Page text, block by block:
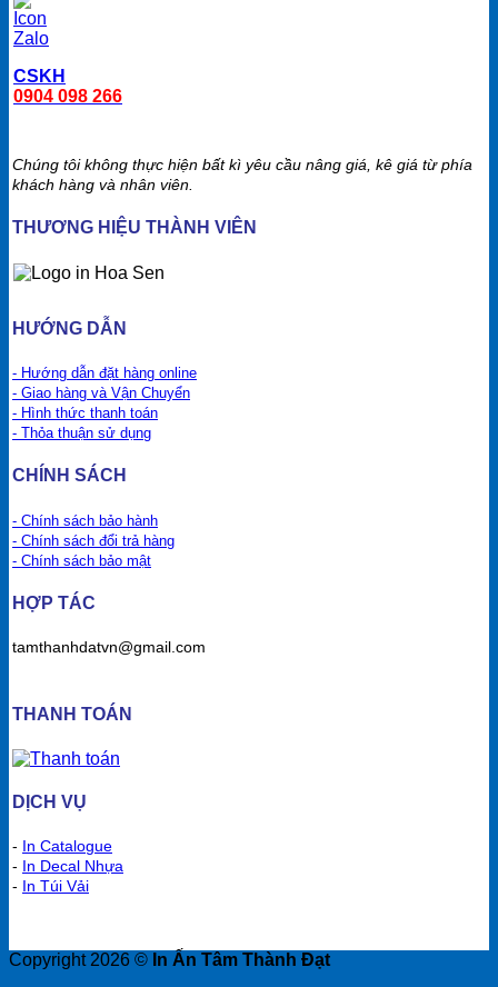
CSKH
0904 098 266
Chúng tôi không thực hiện bất kì yêu cầu nâng giá, kê giá từ phía
khách hàng và nhân viên.
THƯƠNG HIỆU THÀNH VIÊN
HƯỚNG DẪN
- Hướng dẫn đặt hàng online
- Giao hàng và Vận Chuyển
- Hình thức thanh toán
- Thỏa thuận sử dụng
CHÍNH SÁCH
- Chính sách bảo hành
- Chính sách đổi trả hàng
- Chính sách bảo mật
HỢP TÁC
tamthanhdatvn@gmail.com
THANH TOÁN
DỊCH VỤ
-
In Catalogue
-
In Decal Nhựa
-
In Túi Vải
Copyright 2026 © In Ấn Tâm Thành Đạt